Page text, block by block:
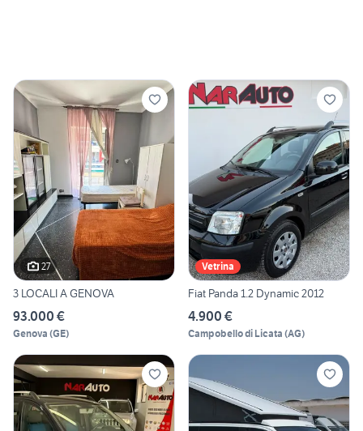
27
3 LOCALI A GENOVA
93.000 €
Genova (GE)
Vetrina
Fiat Panda 1.2 Dynamic 2012
4.900 €
Campobello di Licata (AG)